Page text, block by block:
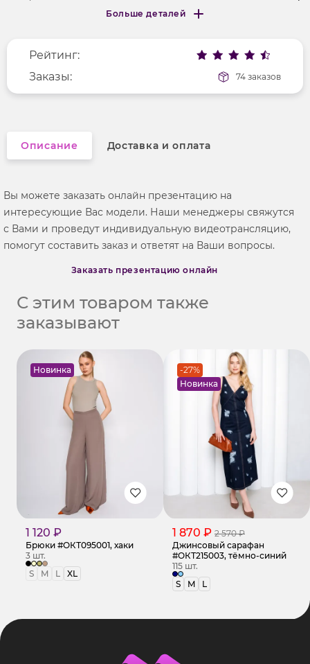
Вырез горловины
на бретельках
Рисунок
цветы и растения
Фактура материала
гладкий
Больше деталей
Меньше деталей
Рейтинг:
Заказы:
74 заказов
Описание Доставка и оплата
Вы можете заказать онлайн презентацию на
интересующие Вас модели. Наши менеджеры свяжутся
с Вами и проведут индивидуальную видеотрансляцию,
помогут составить заказ и ответят на Ваши вопросы.
Заказать презентацию онлайн
С этим товаром также
заказывают
Новинка
1 120 ₽
Брюки #ОКТ095001, хаки
3 шт.
S
M L XL
-27%
Новинка
1 870 ₽ 2 570 ₽
Джинсовый сарафан
#ОКТ215003, тёмно-синий
115 шт.
S
M L